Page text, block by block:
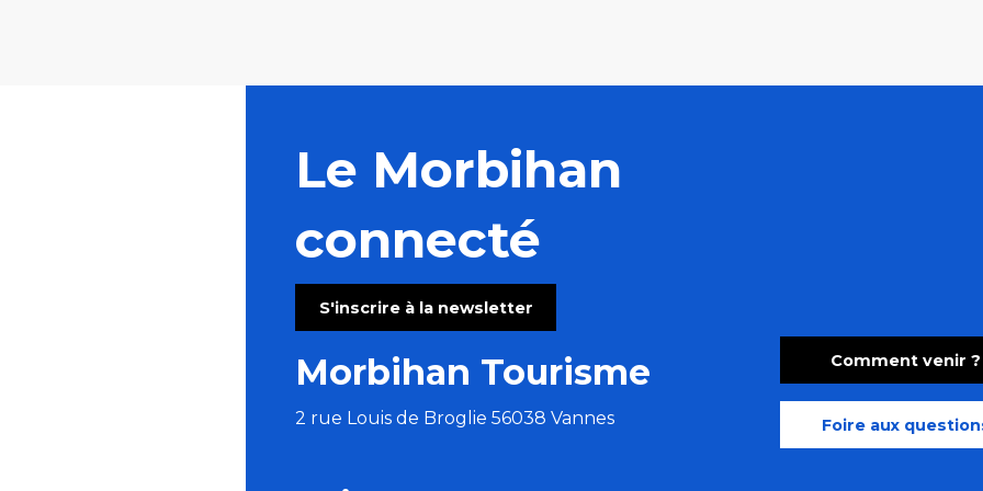
Le Morbihan
connecté
S'inscrire à la newsletter
Morbihan Tourisme
2 rue Louis de Broglie 56038 Vannes
Comment venir ?
Foire aux